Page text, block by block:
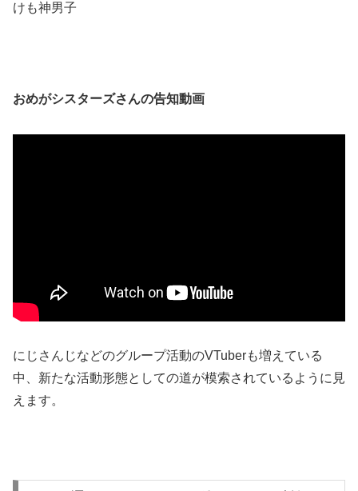
けも神男子
おめがシスターズさんの告知動画
にじさんじなどのグループ活動のVTuberも増えている
中、新たな活動形態としての道が模索されているように見
えます。